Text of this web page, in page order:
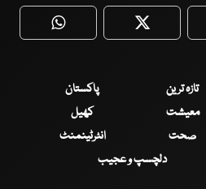
WhatsApp Twitter
تازہ ترین
پاکستان
معیشت
کھیل
صحت
انٹرٹینمنٹ
دلچسپ و عجیب